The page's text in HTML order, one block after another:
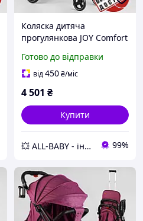
Коляска дитяча
прогулянкова JOY Comfort
чохлом на ніжки,
фіолетова
Готово до відправки
від450₴/міс
4 501 ₴
Купити
💥 ALL-BABY - інтернет - магазин товарів для дітей 99%